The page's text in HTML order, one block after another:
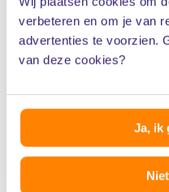
verbeteren en om je van
advertenties te voorzien.
van deze cookies?
Ja, ik
10. Gebruik van
Noodoproepsysteem
Moderne
makkelijker maken.
je in noodgevallen
familie, buren of